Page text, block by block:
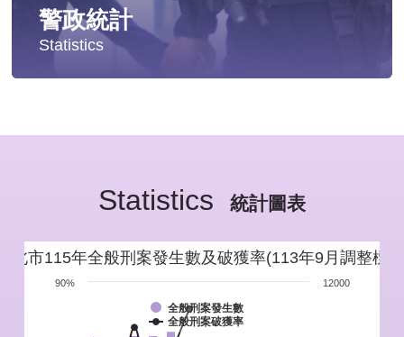
警政統計
Statistics
新北市重要警政統計指標
警政性別統計
警政統計通報
警政統計懶人包
Statistics 統計圖表
北市115年全般刑案發生數及破獲率(113年9月調整標
全般刑案發生數
全般刑案破獲率
90% 12000